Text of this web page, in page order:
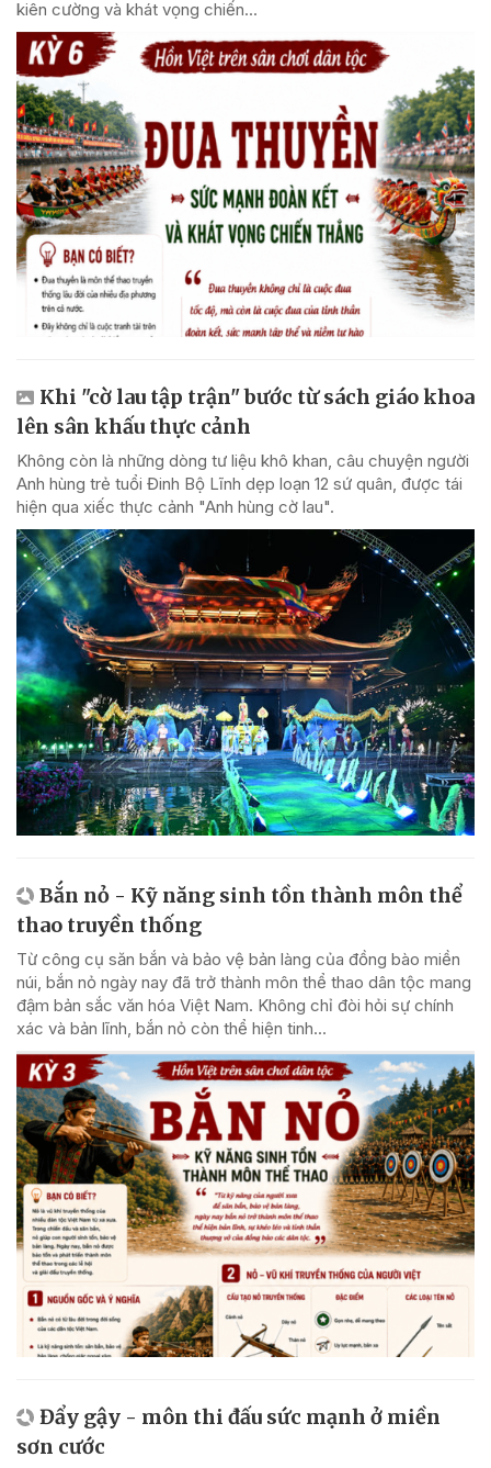
kiên cường và khát vọng chiến...
Khi "cờ lau tập trận" bước từ sách giáo khoa
lên sân khấu thực cảnh
Không còn là những dòng tư liệu khô khan, câu chuyện người
Anh hùng trẻ tuổi Đinh Bộ Lĩnh dẹp loạn 12 sứ quân, được tái
hiện qua xiếc thực cảnh "Anh hùng cờ lau".
Bắn nỏ - Kỹ năng sinh tồn thành môn thể
thao truyền thống
Từ công cụ săn bắn và bảo vệ bản làng của đồng bào miền
núi, bắn nỏ ngày nay đã trở thành môn thể thao dân tộc mang
đậm bản sắc văn hóa Việt Nam. Không chỉ đòi hỏi sự chính
xác và bản lĩnh, bắn nỏ còn thể hiện tinh...
Đẩy gậy - môn thi đấu sức mạnh ở miền
sơn cước